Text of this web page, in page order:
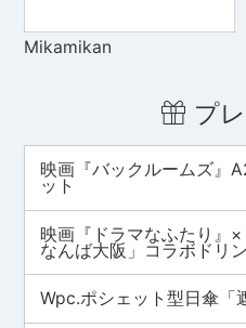
Mikamikan
プ
映画『バックルームズ』
ット
映画『ドラマなふたり』
なんば大阪」コラボドリ
Wpc.ポシェット型日傘「